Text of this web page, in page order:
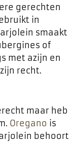
gerechten
in
smaakt
of
met azijn en
recht.
maar heb
Oregano is
behoort